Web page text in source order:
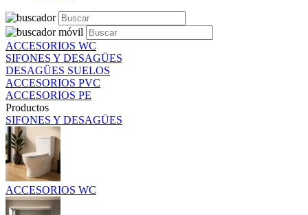
ACCESORIOS WC
SIFONES Y DESAGÜES
DESAGÜES SUELOS
ACCESORIOS PVC
ACCESORIOS PE
Productos
SIFONES Y DESAGÜES
ACCESORIOS WC